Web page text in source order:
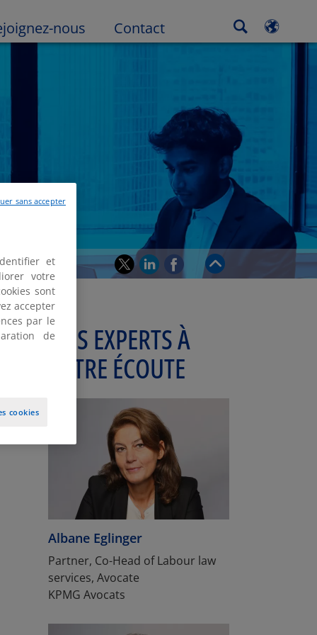
nous Contact
Return to top
NOS EXPERTS À
VOTRE ÉCOUTE
Albane Eglinger
Partner, Co-Head of Labour law
services, Avocate
KPMG Avocats
et
votre
sont
accepter
par le
de
cookies
sans accepter